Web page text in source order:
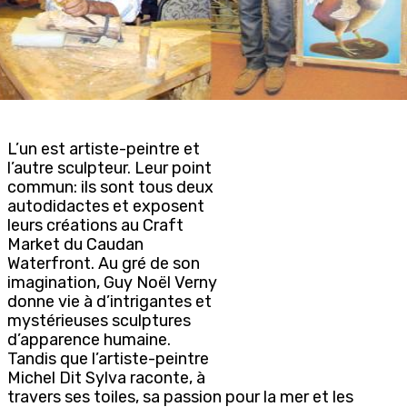
L’un est artiste-peintre et
l’autre sculpteur. Leur point
commun: ils sont tous deux
autodidactes et exposent
leurs créations au Craft
Market du Caudan
Waterfront. Au gré de son
imagination, Guy Noël Verny
donne vie à d’intrigantes et
mystérieuses sculptures
d’apparence humaine.
Tandis que l’artiste-peintre
Michel Dit Sylva raconte, à
travers ses toiles, sa passion pour la mer et les